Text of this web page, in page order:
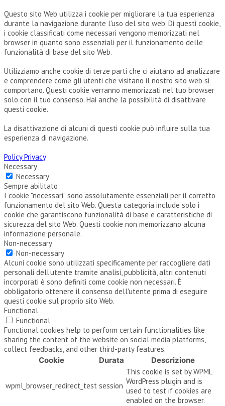
Questo sito Web utilizza i cookie per migliorare la tua esperienza
durante la navigazione durante l'uso del sito web. Di questi cookie,
i cookie classificati come necessari vengono memorizzati nel
browser in quanto sono essenziali per il funzionamento delle
funzionalità di base del sito Web.
Utilizziamo anche cookie di terze parti che ci aiutano ad analizzare
e comprendere come gli utenti che visitano il nostro sito web si
comportano. Questi cookie verranno memorizzati nel tuo browser
solo con il tuo consenso. Hai anche la possibilità di disattivare
questi cookie.
La disattivazione di alcuni di questi cookie può influire sulla tua
esperienza di navigazione.
Policy Privacy
Necessary
Necessary
Sempre abilitato
I cookie "necessari" sono assolutamente essenziali per il corretto
funzionamento del sito Web. Questa categoria include solo i
cookie che garantiscono funzionalità di base e caratteristiche di
sicurezza del sito Web. Questi cookie non memorizzano alcuna
informazione personale.
Non-necessary
Non-necessary
Alcuni cookie sono utilizzati specificamente per raccogliere dati
personali dell'utente tramite analisi, pubblicità, altri contenuti
incorporati è sono definiti come cookie non necessari. È
obbligatorio ottenere il consenso dell'utente prima di eseguire
questi cookie sul proprio sito Web.
Functional
Functional
Functional cookies help to perform certain functionalities like
sharing the content of the website on social media platforms,
collect feedbacks, and other third-party features.
Cookie
Durata Descrizione
wpml_browser_redirect_test session
This cookie is set by WPML
WordPress plugin and is
used to test if cookies are
enabled on the browser.